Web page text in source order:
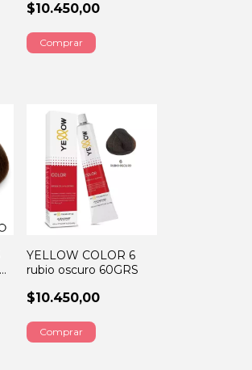
$10.450,00
YELLOW COLOR 6
rubio oscuro 60GRS
$10.450,00